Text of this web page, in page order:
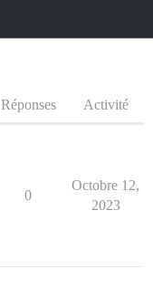
Réponses Activité
0
Octobre 12,
2023